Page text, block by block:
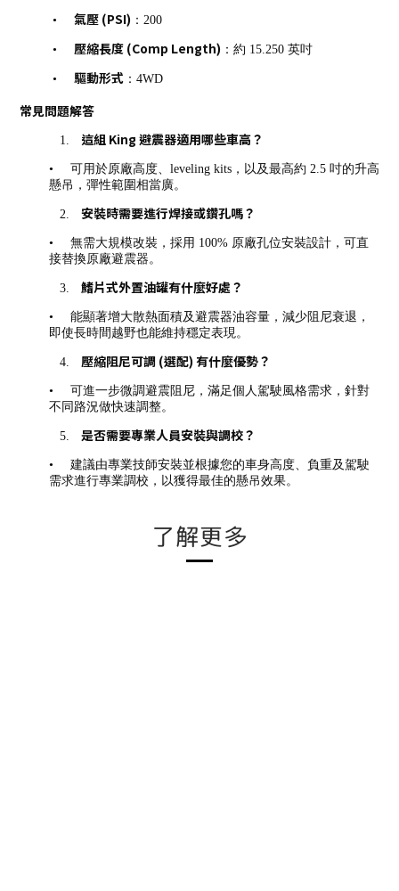
• 氣壓 (PSI) ：200
• 壓縮長度 (Comp Length) ：約 15.250 英吋
• 驅動形式 ：4WD
常見問題解答
1. 這組 King 避震器適用哪些車高？
•
可用於原廠高度、leveling kits，以及最高約 2.5 吋的升高
懸吊，彈性範圍相當廣。
2. 安裝時需要進行焊接或鑽孔嗎？
•
無需大規模改裝，採用 100% 原廠孔位安裝設計，可直
接替換原廠避震器。
3. 鰭片式外置油罐有什麼好處？
•
能顯著增大散熱面積及避震器油容量，減少阻尼衰退，
即使長時間越野也能維持穩定表現。
4. 壓縮阻尼可調 (選配) 有什麼優勢？
•
可進一步微調避震阻尼，滿足個人駕駛風格需求，針對
不同路況做快速調整。
5. 是否需要專業人員安裝與調校？
•
建議由專業技師安裝並根據您的車身高度、負重及駕駛
需求進行專業調校，以獲得最佳的懸吊效果。
了解更多